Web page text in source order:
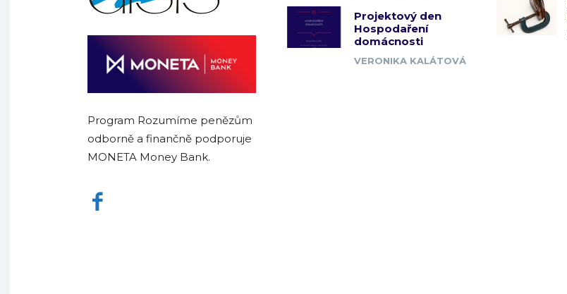
Program Rozumíme penězům
odborně a finančně podporuje
MONETA Money Bank.
Projektový den
Hospodaření
domácnosti
VERONIKA KALÁTOVÁ